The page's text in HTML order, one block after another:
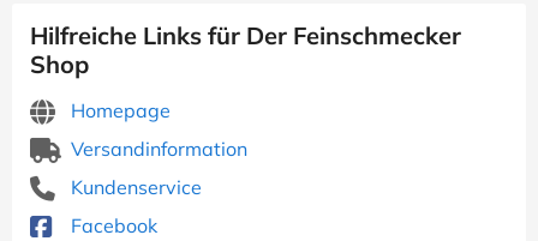
Hilfreiche Links für Der Feinschmecker
Shop
Homepage
Versandinformation
Kundenservice
Facebook